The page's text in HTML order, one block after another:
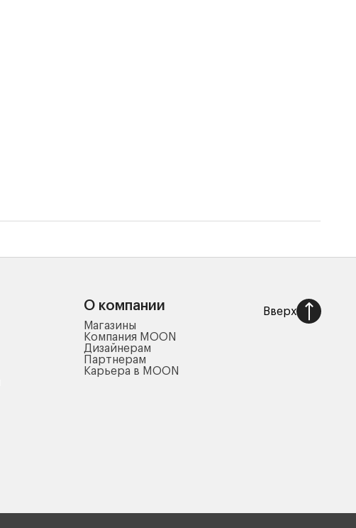
О компании
Магазины
Компания MOON
Дизайнерам
Партнерам
Карьера в MOON
Вверх